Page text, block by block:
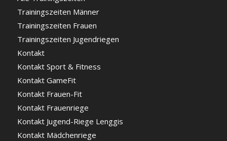
Trainingszeiten Männer
Trainingszeiten Frauen
Trainingszeiten Jugendriegen
Kontakt
Kontakt Sport & Fitness
Kontakt GameFit
Kontakt Frauen-Fit
Kontakt Frauenriege
Kontakt Jugend-Riege Lenggis
Kontakt Mädchenriege